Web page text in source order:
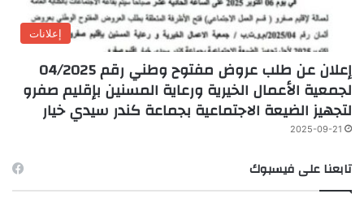
إعلانات
إعلان عن طلب عروض مفتوح وطني رقم 04/2025
لجمعية الأعمال الخيرية ورعاية المسنين بإقليم صفرو
لتجهيز الضيعة الاجتماعية بجماعة كندر سيدي خيار
2025-09-21
تابعنا على فيسبوك